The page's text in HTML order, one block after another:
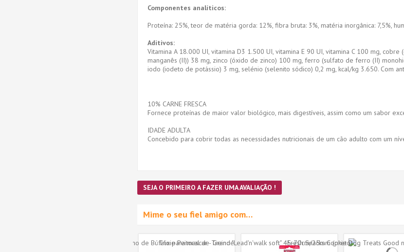
Componentes analíticos:
Proteína: 25%, teor de matéria gorda: 12%, fibra bruta: 3%, matéria inorgânica: 7,5%,
Aditivos:
Vitamina A 18.000 UI, vitamina D3 1.500 UI, vitamina E 90 UI, vitamina C 100 mg,
manganês (II)) 38 mg, zinco (óxido de zinco) 100 mg, ferro (sulfato de ferro (II)
iodo (iodeto de potássio) 3 mg, selénio (selenito sódico) 0,2 mg, kcal/kg 3.650. Com
10% CARNE FRESCA
Fornece proteínas de maior valor biológico, mais digestíveis, assim como um sabor
IDADE ADULTA
Concebido para cobrir todas as necessidades nutricionais de um cão adulto com um
SEJA O PRIMEIRO A FAZER UMA AVALIAÇÃO !
Mime o seu fiel amigo com…